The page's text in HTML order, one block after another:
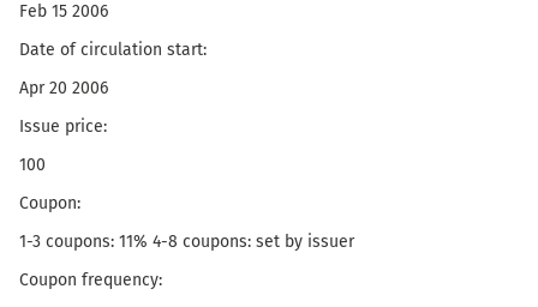
Feb 15 2006
Date of circulation start:
Apr 20 2006
Issue price:
100
Coupon:
1-3 coupons: 11% 4-8 coupons: set by issuer
Coupon frequency: